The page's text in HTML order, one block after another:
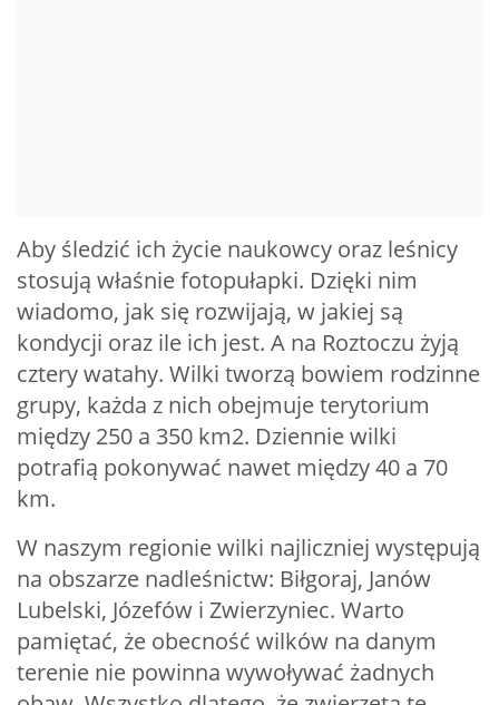
Aby śledzić ich życie naukowcy oraz leśnicy
stosują właśnie fotopułapki. Dzięki nim
wiadomo, jak się rozwijają, w jakiej są
kondycji oraz ile ich jest. A na Roztoczu żyją
cztery watahy. Wilki tworzą bowiem rodzinne
grupy, każda z nich obejmuje terytorium
między 250 a 350 km2. Dziennie wilki
potrafią pokonywać nawet między 40 a 70
km.
W naszym regionie wilki najliczniej występują
na obszarze nadleśnictw: Biłgoraj, Janów
Lubelski, Józefów i Zwierzyniec. Warto
pamiętać, że obecność wilków na danym
terenie nie powinna wywoływać żadnych